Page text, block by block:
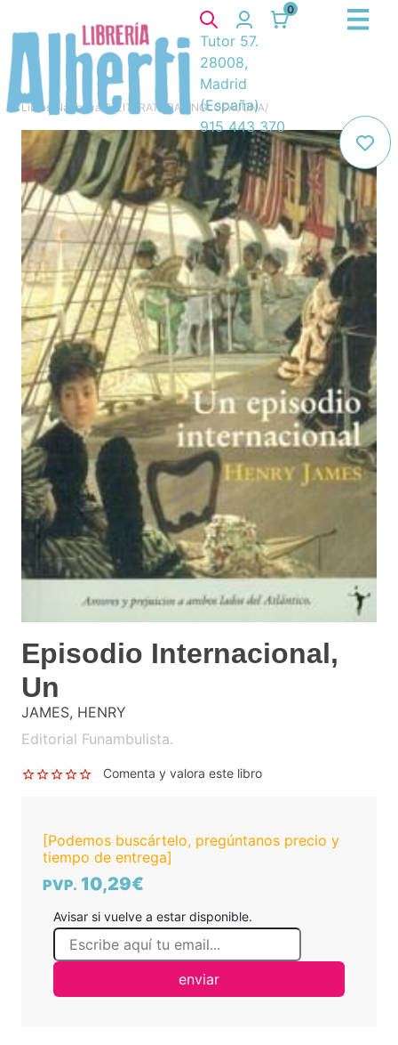
0
Tutor 57.
28008,
Madrid
(España)
915 443 370
Libros Narrativa/ 8. LITERATURA ANGLOSAJONA/
Episodio Internacional,
Un
JAMES, HENRY
Editorial Funambulista.
Comenta y valora este libro
[Podemos buscártelo, pregúntanos precio y
tiempo de entrega]
PVP. 10,29€
Avisar si vuelve a estar disponible.
enviar